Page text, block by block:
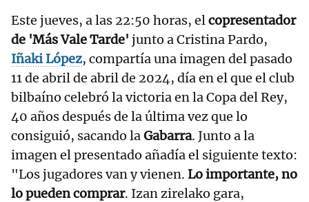
Este jueves, a las 22:50 horas, elcopresentador
de 'Más Vale Tarde' junto a Cristina Pardo,
Iñaki López, compartía una imagen del pasado
11 de abril de abril de 2024, día en el que el club
bilbaíno celebró la victoria en la Copa del Rey,
40 años después de la última vez que lo
consiguió, sacando laGabarra. Junto a la
imagen el presentado añadía el siguiente texto:
"Los jugadores van y vienen. Lo importante, no
lo pueden comprar. Izan zirelako gara,